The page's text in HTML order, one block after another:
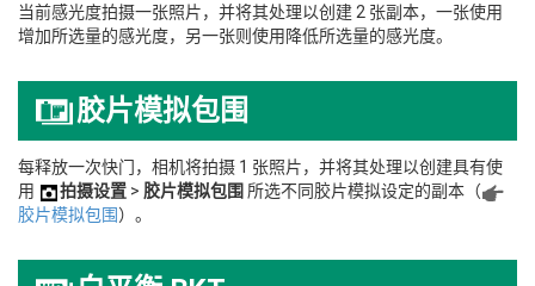
当前感光度拍摄一张照片，并将其处理以创建 2 张副本，一张使用
增加所选量的感光度，另一张则使用降低所选量的感光度。
胶片模拟包围
每释放一次快门，相机将拍摄 1 张照片，并将其处理以创建具有使
用
拍摄设置> 胶片模拟包围 所选不同胶片模拟设定的副本（
胶片模拟包围）。